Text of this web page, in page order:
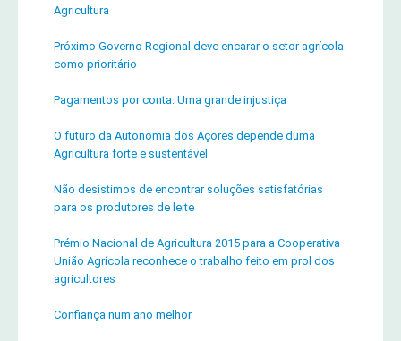
Agricultura
Próximo Governo Regional deve encarar o setor agrícola
como prioritário
Pagamentos por conta: Uma grande injustiça
O futuro da Autonomia dos Açores depende duma
Agricultura forte e sustentável
Não desistimos de encontrar soluções satisfatórias
para os produtores de leite
Prémio Nacional de Agricultura 2015 para a Cooperativa
União Agrícola reconhece o trabalho feito em prol dos
agricultores
Confiança num ano melhor